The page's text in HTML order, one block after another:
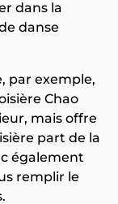
dans la
danse
par exemple,
Chao
mais offre
part de la
également
remplir le